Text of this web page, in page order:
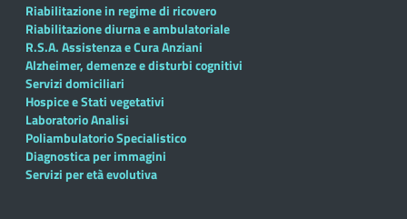
Riabilitazione in regime di ricovero
Riabilitazione diurna e ambulatoriale
R.S.A. Assistenza e Cura Anziani
Alzheimer, demenze e disturbi cognitivi
Servizi domiciliari
Hospice e Stati vegetativi
Laboratorio Analisi
Poliambulatorio Specialistico
Diagnostica per immagini
Servizi per età evolutiva